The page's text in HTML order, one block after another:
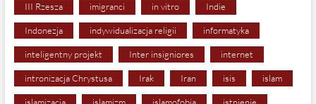
III Rzesza imigranci in vitro Indie
Indonezja indywidualizacja religii informatyka
inteligentny projekt Inter insigniores internet
intronizacja Chrystusa Irak Iran isis islam